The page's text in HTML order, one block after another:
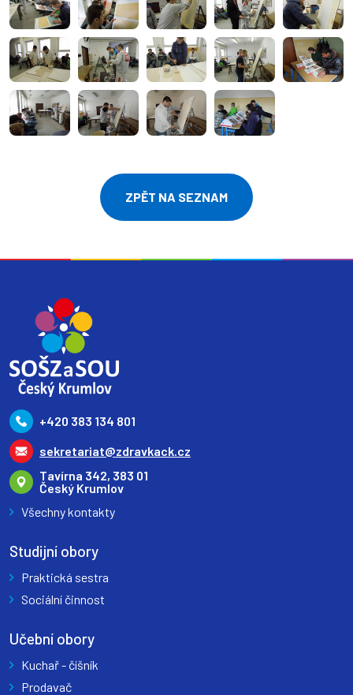
ZPĚT NA SEZNAM
+420 383 134 801
sekretariat@zdravkack.cz
Tavírna 342, 383 01
Český Krumlov
Všechny kontakty
Studijní obory
Praktická sestra
Sociální činnost
Učební obory
Kuchař - číšník
Prodavač